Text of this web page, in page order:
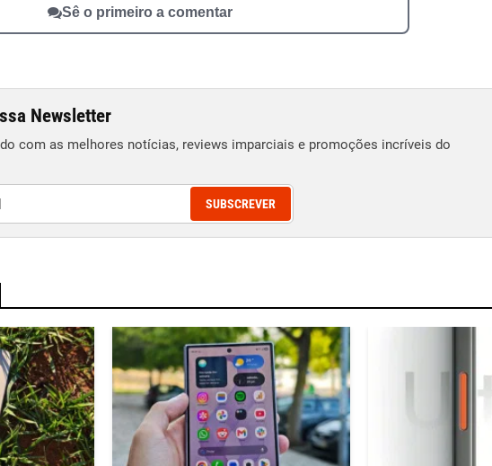
Sê o primeiro a comentar
Newsletter
com as melhores notícias, reviews imparciais e promoções incríveis do
SUBSCREVER